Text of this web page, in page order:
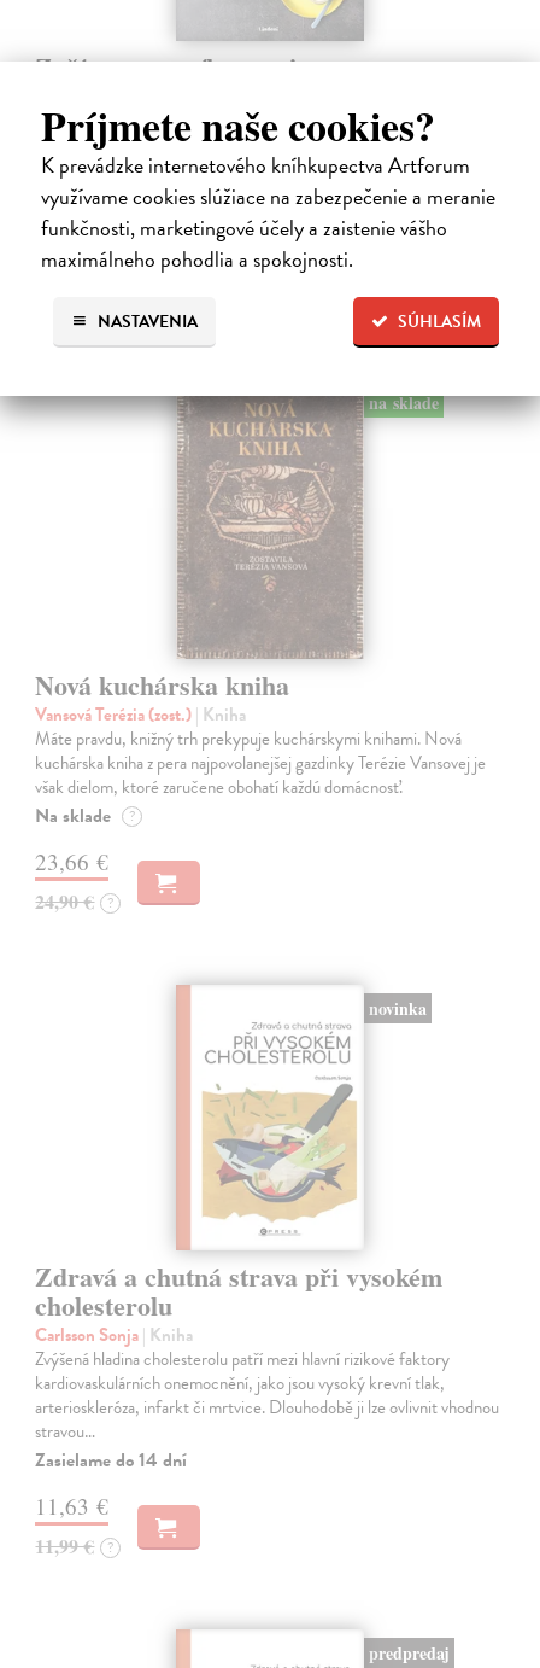
Príjmete naše cookies?
K prevádzke internetového kníhkupectva Artforum
využívame cookies slúžiace na zabezpečenie a meranie
funkčnosti, marketingové účely a zaistenie vášho
maximálneho pohodlia a spokojnosti.
SÚHLASÍM
NASTAVENIA
Začíname s príkrmami
Tereza| Kniha
Prvé jedlo dieťatka je preň tým najdôležitejším míľnikom. A pre
rodičov zas veľkým orieškom.
Čaká sa dotlač, vychádza 11.9.2026, zasielame do 12 dní od
dotlače
16,48 €
?
na sklade
Nová kuchárska kniha
Vansová Terézia (zost.)| Kniha
Máte pravdu, knižný trh prekypuje kuchárskymi knihami. Nová
kuchárska kniha z pera najpovolanejšej gazdinky Terézie Vansovej je
však dielom, ktoré zaručene obohatí každú domácnosť.
Na sklade ?
23,66 €
24,90 € ?
novinka
Zdravá a chutná strava při vysokém
cholesterolu
Carlsson Sonja| Kniha
Zvýšená hladina cholesterolu patří mezi hlavní rizikové faktory
kardiovaskulárních onemocnění, jako jsou vysoký krevní tlak,
arterioskleróza, infarkt či mrtvice. Dlouhodobě ji lze ovlivnit vhodnou
stravou…
Zasielame do 14 dní
11,63 €
11,99 € ?
predpredaj